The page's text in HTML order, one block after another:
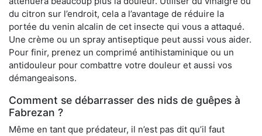
du citron sur l’endroit, cela a l’avantage de réduire la
portée du venin alcalin de cet insecte qui vous a attaqué.
Une crème ou un spray antiseptique peut aussi vous aider.
Pour finir, prenez un comprimé antihistaminique ou un
antidouleur pour combattre votre douleur et aussi vos
démangeaisons.
Comment se débarrasser des nids de guêpes à
Fabrezan ?
Même en tant que prédateur, il n’est pas dit qu’il faut